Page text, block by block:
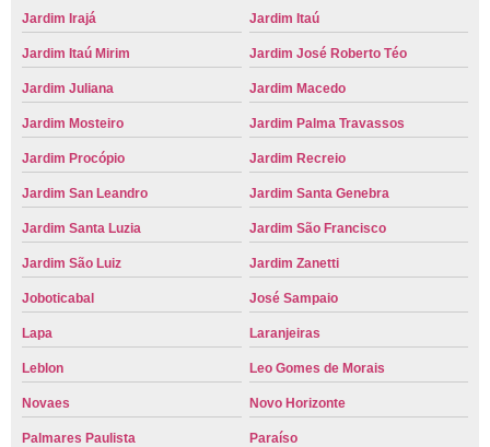
Jardim Irajá Jardim Itaú
Jardim Itaú Mirim Jardim José Roberto Téo
Jardim Juliana Jardim Macedo
Jardim Mosteiro Jardim Palma Travassos
Jardim Procópio Jardim Recreio
Jardim San Leandro Jardim Santa Genebra
Jardim Santa Luzia Jardim São Francisco
Jardim São Luiz Jardim Zanetti
Joboticabal José Sampaio
Lapa Laranjeiras
Leblon Leo Gomes de Morais
Novaes Novo Horizonte
Palmares Paulista Paraíso